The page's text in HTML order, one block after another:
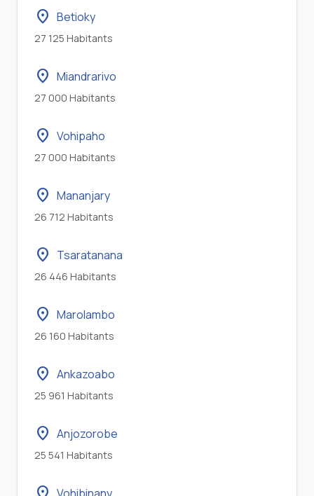
location_on Betioky
27 125 Habitants
location_on Miandrarivo
27 000 Habitants
location_on Vohipaho
27 000 Habitants
location_on Mananjary
26 712 Habitants
location_on Tsaratanana
26 446 Habitants
location_on Marolambo
26 160 Habitants
location_on Ankazoabo
25 961 Habitants
location_on Anjozorobe
25 541 Habitants